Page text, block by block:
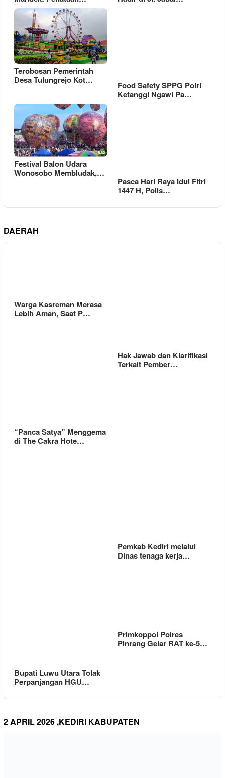
Terobosan Pemerintah
Desa Tulungrejo Kot…
Food Safety SPPG Polri
Ketanggi Ngawi Pa…
Festival Balon Udara
Wonosobo Membludak,…
Pasca Hari Raya Idul Fitri
1447 H, Polis…
DAERAH
Warga Kasreman Merasa
Lebih Aman, Saat P…
Hak Jawab dan Klarifikasi
Terkait Pember…
“Panca Satya” Menggema
di The Cakra Hote…
Pemkab Kediri melalui
Dinas tenaga kerja…
Bupati Luwu Utara Tolak
Perpanjangan HGU…
Primkoppol Polres
Pinrang Gelar RAT ke-5…
2 APRIL 2026 ,KEDIRI KABUPATEN